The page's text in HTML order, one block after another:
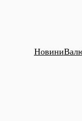
Новини